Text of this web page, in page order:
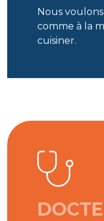
Nous
comme à la
cuisiner.